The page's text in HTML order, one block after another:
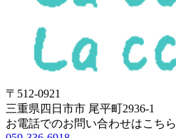
〒512-0921
三重県四日市市 尾平町2936-1
お電話でのお問い合わせはこちら